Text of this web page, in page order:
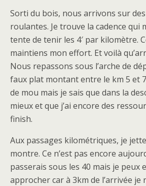
Sorti du bois, nous arrivons sur
roulantes. Je trouve la cadence qui
tente de tenir les 4′ par kilomètre.
maintiens mon effort. Et voilà
Nous repassons sous l’arche de
faux plat montant entre le km 5 et
de mou mais je sais que dans la
mieux et que j’ai encore des
finish.
Aux passages kilométriques, je
montre. Ce n’est pas encore
passerais sous les 40 mais je peux
approcher car à 3km de l’arrivée je